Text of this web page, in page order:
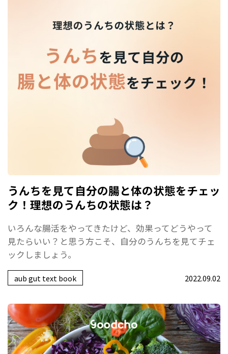
うんちを見て自分の腸と体の状態をチェッ
ク！理想のうんちの状態は？
いろんな腸活をやってきたけど、効果ってどうやって
見たらいい？と思う方こそ、自分のうんちを見てチェ
ックしましょう。
aub gut text book 2022.09.02